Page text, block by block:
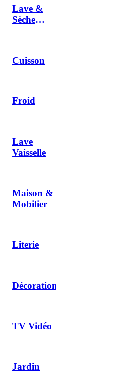
Lave &
Sèche
Cuisson
Froid
Lave
Vaisselle
Maison &
Mobilier
Literie
Décoration
TV Vidéo
Jardin